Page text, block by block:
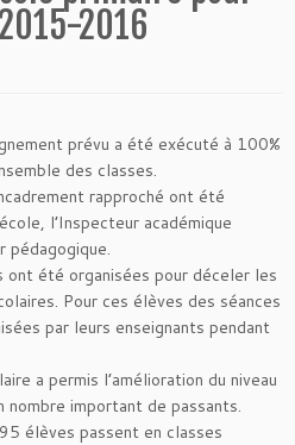
2016
prévu a été exécuté à 100%
des classes.
rapproché ont été
l’Inspecteur académique
pédagogique.
ont été organisées pour déceler les
Pour ces élèves des séances
par leurs enseignants pendant
a permis l’amélioration du niveau
important de passants.
élèves passent en classes